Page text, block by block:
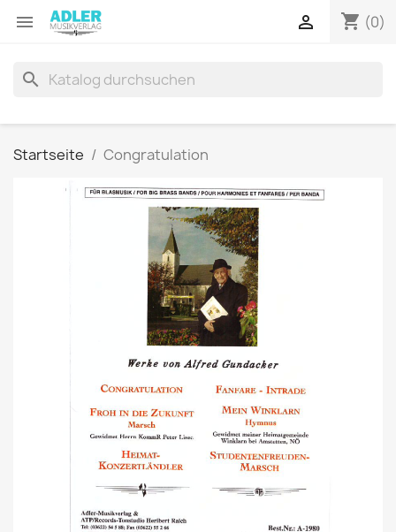
 shopping_cart (0)

search
Startseite Congratulation